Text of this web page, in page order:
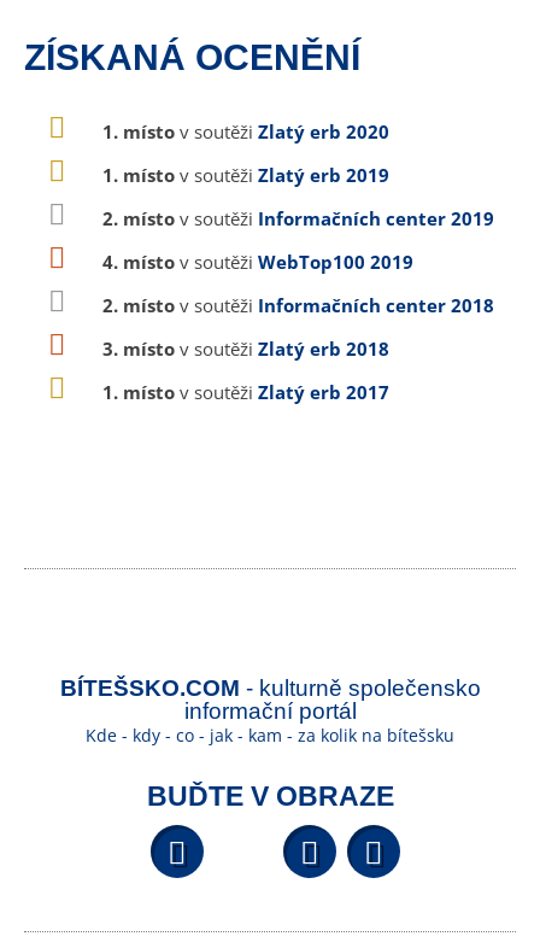
ZÍSKANÁ OCENĚNÍ
1. místo v soutěži Zlatý erb 2020
1. místo v soutěži Zlatý erb 2019
2. místo v soutěži Informačních center 2019
4. místo v soutěži WebTop100 2019
2. místo v soutěži Informačních center 2018
3. místo v soutěži Zlatý erb 2018
1. místo v soutěži Zlatý erb 2017
BÍTEŠSKO.COM - kulturně společensko
informační portál
Kde - kdy - co - jak - kam - za kolik na bítešsku
BUĎTE V OBRAZE
Facebook YouTube